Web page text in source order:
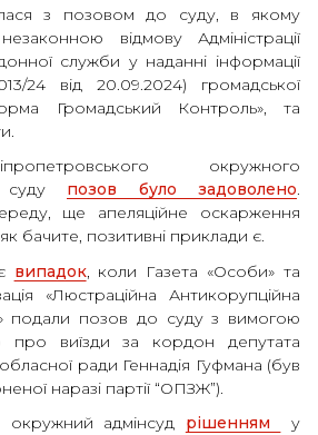
з позовом до суду, в якому
відмову Адміністрації
служби у наданні інформації
від 20.09.2024) громадської
Громадський Контроль», та
окружного
суду позов було задоволено.
ще апеляційне оскарження
бачите, позитивні приклади є.
випадок, коли Газета «Особи» та
«Люстраційна Антикорупційна
подали позов до суду з вимогою
про виїзди за кордон депутата
ради Геннадія Гуфмана (був
наразі партії “ОПЗЖ”).
окружний адмінсуд рішенням
у